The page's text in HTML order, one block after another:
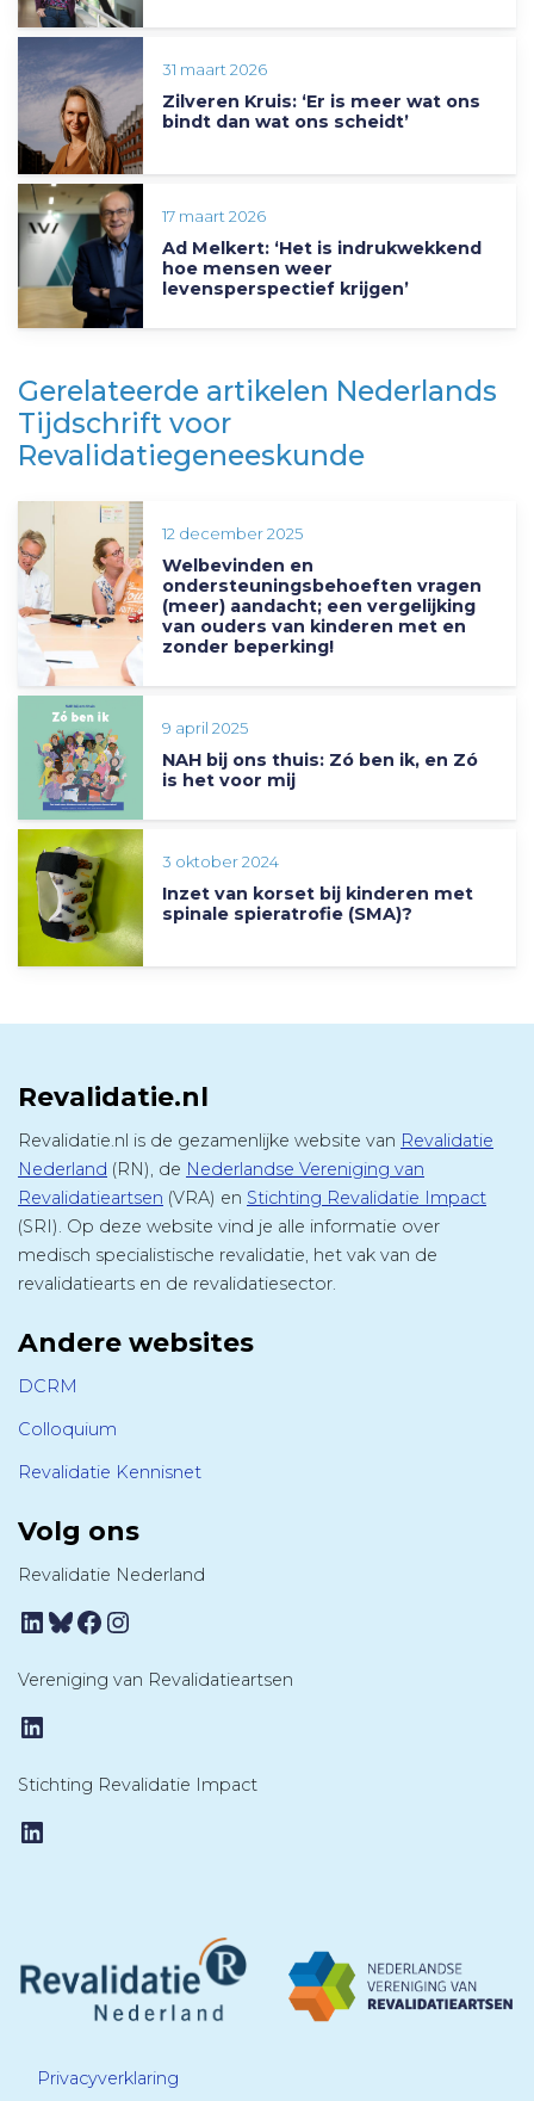
31 maart 2026
Zilveren Kruis: ‘Er is meer wat ons
bindt dan wat ons scheidt’
17 maart 2026
Ad Melkert: ‘Het is indrukwekkend
hoe mensen weer
levensperspectief krijgen’
Gerelateerde artikelen Nederlands
Tijdschrift voor
Revalidatiegeneeskunde
12 december 2025
Welbevinden en
ondersteuningsbehoeften vragen
(meer) aandacht; een vergelijking
van ouders van kinderen met en
zonder beperking!
9 april 2025
NAH bij ons thuis: Zó ben ik, en Zó
is het voor mij
3 oktober 2024
Inzet van korset bij kinderen met
spinale spieratrofie (SMA)?
Revalidatie.nl
Revalidatie.nl is de gezamenlijke website van Revalidatie
Nederland (RN), de Nederlandse Vereniging van
Revalidatieartsen (VRA) en Stichting Revalidatie Impact
(SRI). Op deze website vind je alle informatie over
medisch specialistische revalidatie, het vak van de
revalidatiearts en de revalidatiesector.
Andere websites
DCRM
Colloquium
Revalidatie Kennisnet
Volg ons
Revalidatie Nederland
LinkedIn
Bluesky
Facebook
Instagram
Vereniging van Revalidatieartsen
LinkedIn
Stichting Revalidatie Impact
LinkedIn
Privacyverklaring